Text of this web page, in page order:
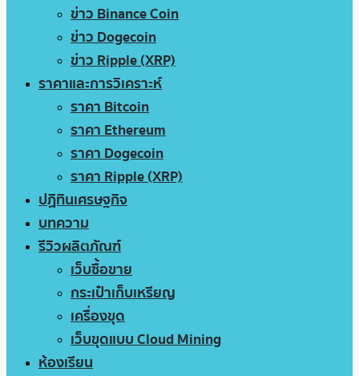
ข่าว Binance Coin
ข่าว Dogecoin
ข่าว Ripple (XRP)
ราคาและการวิเคราะห์
ราคา Bitcoin
ราคา Ethereum
ราคา Dogecoin
ราคา Ripple (XRP)
ปฏิทินเศรษฐกิจ
บทความ
รีวิวผลิตภัณฑ์
เว็บซื้อขาย
กระเป๋าเก็บเหรียญ
เครื่องขุด
เว็บขุดแบบ Cloud Mining
ห้องเรียน